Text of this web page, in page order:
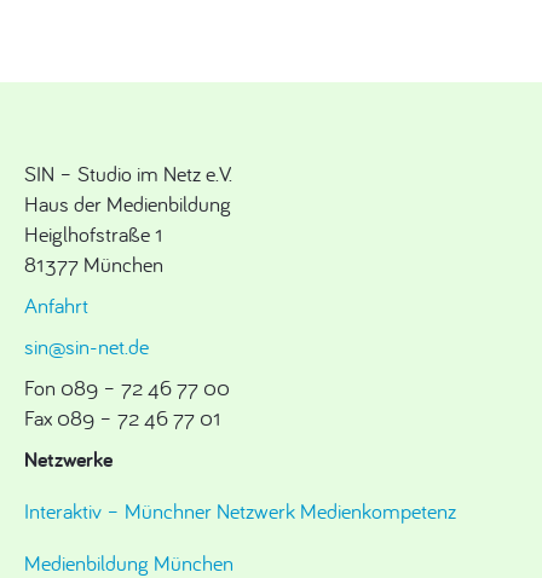
SIN – Studio im Netz e.V.
Haus der Medienbildung
Heiglhofstraße 1
81377 München
Anfahrt
sin@sin-net.de
Fon 089 – 72 46 77 00
Fax 089 – 72 46 77 01
Netzwerke
Interaktiv – Münchner Netzwerk Medienkompetenz
Medienbildung München